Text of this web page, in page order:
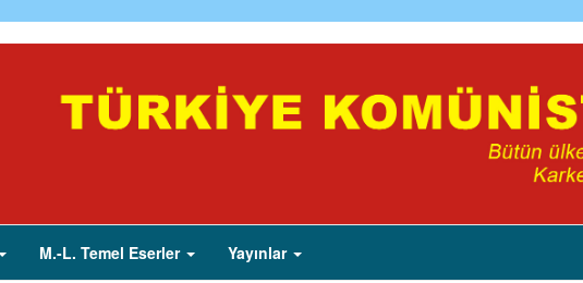
M.-L. Temel Eserler Yayınlar